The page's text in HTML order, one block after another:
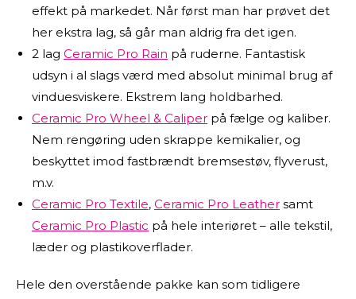
effekt på markedet. Når først man har prøvet det
her ekstra lag, så går man aldrig fra det igen.
2 lag Ceramic Pro Rain på ruderne. Fantastisk
udsyn i al slags værd med absolut minimal brug af
vinduesviskere. Ekstrem lang holdbarhed.
Ceramic Pro Wheel & Caliper på fælge og kaliber.
Nem rengøring uden skrappe kemikalier, og
beskyttet imod fastbrændt bremsestøv, flyverust,
m.v.
Ceramic Pro Textile, Ceramic Pro Leather samt
Ceramic Pro Plastic på hele interiøret – alle tekstil,
læder og plastikoverflader.
Hele den overstående pakke kan som tidligere